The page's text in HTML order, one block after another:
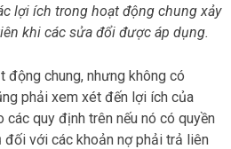
lợi ích trong hoạt động chung xảy
khi các sửa đổi được áp dụng.
động chung, nhưng không có
phải xem xét đến lợi ích của
các quy định trên nếu nó có quyền
với các khoản nợ phải trả liên